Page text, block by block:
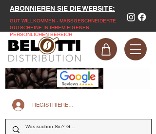
ABONNIEREN SIE DIE WEBSITE:
GUT WILLKOMMEN - MASSGESCHNEIDERTE
GUTSCHEINE IN IHREM EIGENEN
PERSÖNLICHEN BEREICH
REGISTRIEREN SIE SICH AUF DER WEBSITE